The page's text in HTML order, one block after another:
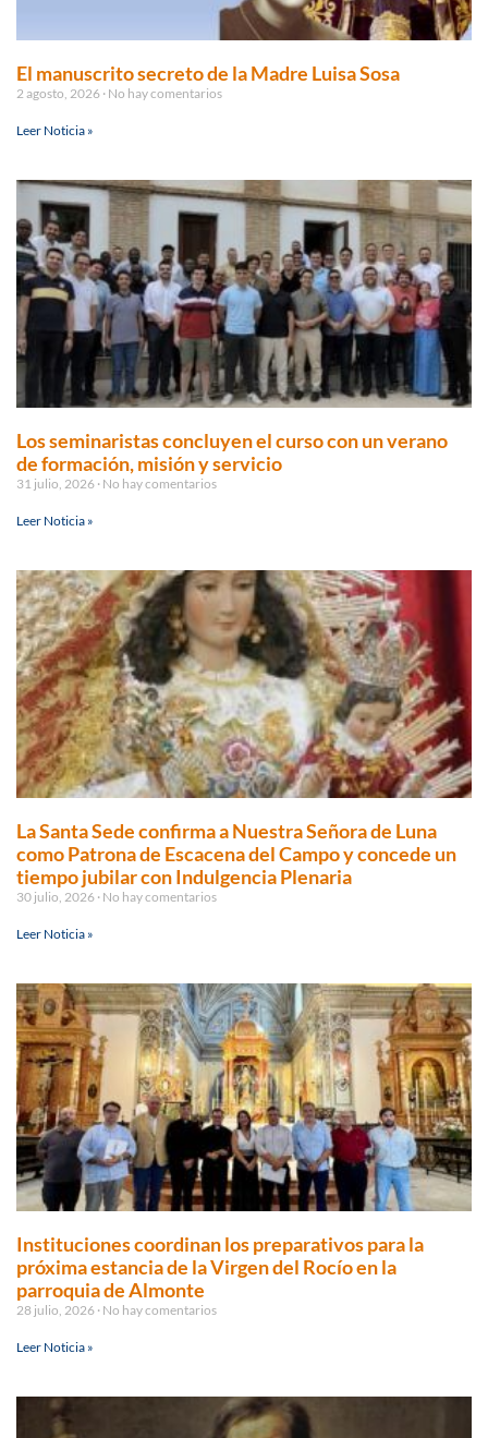
El manuscrito secreto de la Madre Luisa Sosa
2 agosto, 2026 No hay comentarios
Leer Noticia »
Los seminaristas concluyen el curso con un verano
de formación, misión y servicio
31 julio, 2026 No hay comentarios
Leer Noticia »
La Santa Sede confirma a Nuestra Señora de Luna
como Patrona de Escacena del Campo y concede un
tiempo jubilar con Indulgencia Plenaria
30 julio, 2026 No hay comentarios
Leer Noticia »
Instituciones coordinan los preparativos para la
próxima estancia de la Virgen del Rocío en la
parroquia de Almonte
28 julio, 2026 No hay comentarios
Leer Noticia »